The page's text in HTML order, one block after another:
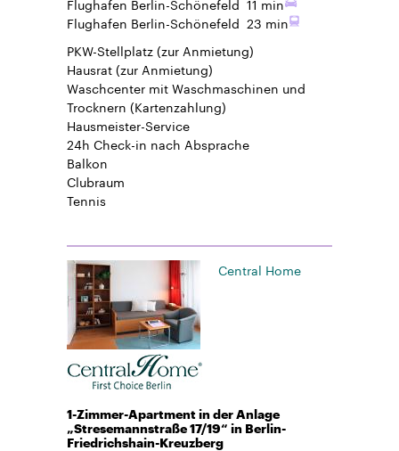
Flughafen Berlin-Schönefeld 23 min
PKW-Stellplatz(zur Anmietung)
Hausrat(zur Anmietung)
Waschcenter mit Waschmaschinen und
Trocknern (Kartenzahlung)
Hausmeister-Service
24h Check-in nach Absprache
Balkon
Clubraum
Tennis
Central Home
1-Zimmer-Apartment in der Anlage
„Stresemannstraße 17/19“ in Berlin-
Friedrichshain-Kreuzberg